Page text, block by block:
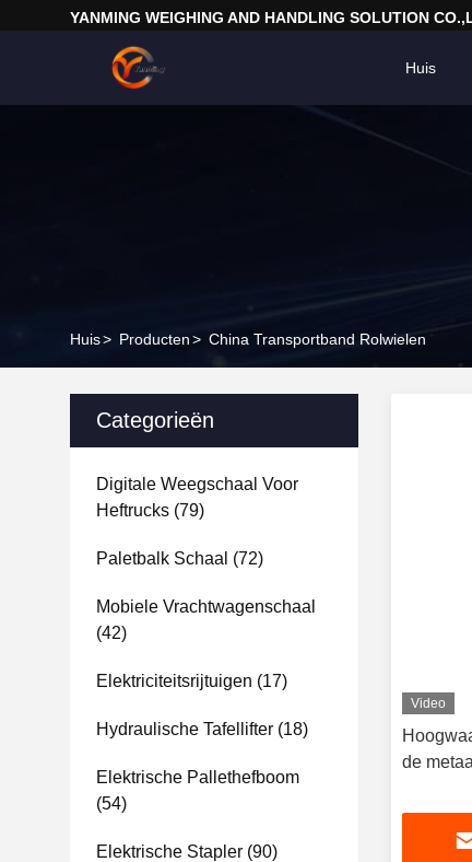
YANMING WEIGHING AND HANDLING SOLUTION
Huis
Huis> Producten> China Transportband Rolwielen
Categorieën
Digitale Weegschaal Voor
Heftrucks (79)
Paletbalk Schaal (72)
Mobiele Vrachtwagenschaal
(42)
Elektriciteitsrijtuigen (17)
Hydraulische Tafellifter (18)
Elektrische Pallethefboom
(54)
Elektrische Stapler (90)
Video
de